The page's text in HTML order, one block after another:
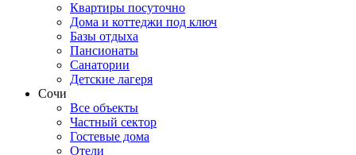
Квартиры посуточно
Дома и коттеджи под ключ
Базы отдыха
Пансионаты
Санатории
Детские лагеря
Сочи
Все объекты
Частный сектор
Гостевые дома
Отели